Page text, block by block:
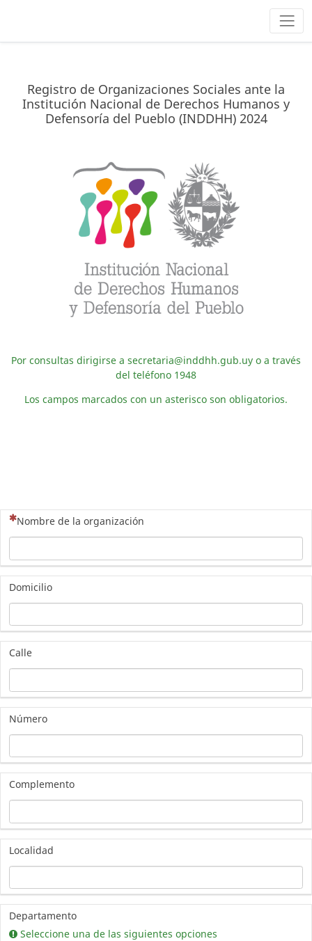
Registro de Organizaciones Sociales ante la
Institución Nacional de Derechos Humanos y
Defensoría del Pueblo (INDDHH) 2024
Por consultas dirigirse a secretaria@inddhh.gub.uy o a través
del teléfono 1948
Los campos marcados con un asterisco son obligatorios.
(Esta pregunta es obligatoria)
Nombre de la organización
Domicilio
Calle
Número
Complemento
Localidad
Departamento
Seleccione una de las siguientes opciones